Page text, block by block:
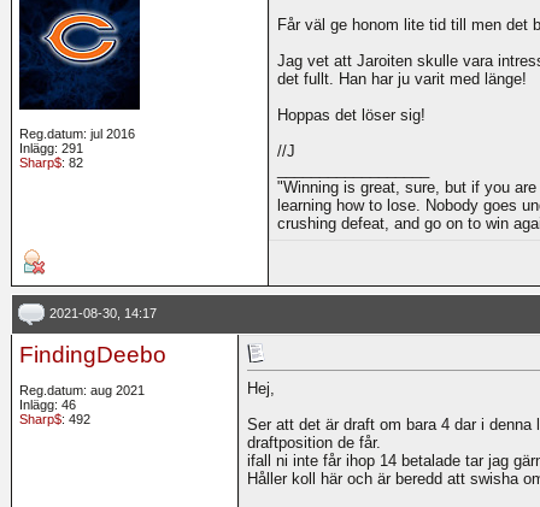
Reg.datum: jul 2016
Inlägg: 291
Sharp$: 82
Får väl ge honom lite tid till men det
Jag vet att Jaroiten skulle vara
det fullt. Han har ju varit med länge!
Hoppas det löser sig!
//J
"Winning is great, sure, but if you
learning how to lose. Nobody goes
crushing defeat, and go on to win
2021-08-30, 14:17
FindingDeebo
Reg.datum: aug 2021
Inlägg: 46
Sharp$: 492
Hej,
Ser att det är draft om bara 4 dar i
draftposition de får.
ifall ni inte får ihop 14 betalade tar jag
Håller koll här och är beredd att swisha